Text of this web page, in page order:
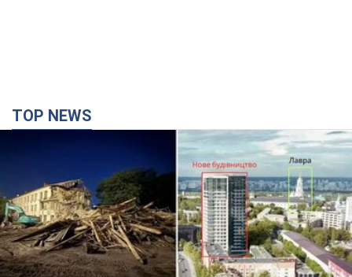
Києво-Печерську лавру закриють 80-метровим
"монстром"? Чому влада Києва відмовилась
зупиняти будівництво хмарочоса
"московського вірянина"
Яка реакція Кличка на петицію щодо скасування будівництва
4 години тому 39,3 т.
Армія РФ запустила по Одесі 11 ракет різного
типу та до 100 дронів: горіли історичні будівлі,